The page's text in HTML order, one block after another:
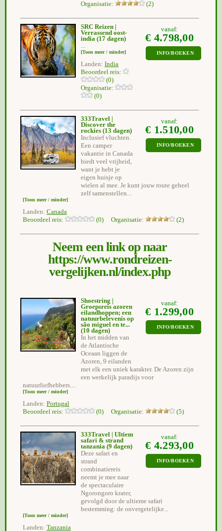
Organisatie:
(2)
vanaf:
€ 4.798,00
INFO/BOEKEN
SRC Reizen |
Verrassend oost-
india (17 dagen)
...
[Toon meer / minder]
Landen:India
Beoordeel reis:
(0)
Organisatie:
(0)
vanaf:
€ 1.510,00
INFO/BOEKEN
333Travel |
Discover the
rockies (13 dagen)
Inclusief vluchten.
Een camper
vakantie in Canada
biedt veel vrijheid,
want je hebt je
eigen huisje op
wielen al mee. Je kunt jouw route geheel
zelf samenstellen...
[Toon meer / minder]
Landen: Canada
Beoordeel reis:
(0) Organisatie: (2)
Neem een link op naar
https://www.rondreizen-
vergelijken.nl/index.php
vanaf:
€ 1.299,00
INFO/BOEKEN
Shoestring |
Groepsreis azoren
eilandhoppen; een
natuurbelevenis op
são miguel en te...
(10 dagen)
In het midden van
de Atlantische
Oceaan liggen de
Azoren, 9 eilanden
met elk een uniek karakter. De Azoren zijn
een werkelijk paradijs voor
natuurliefhebbers....
[Toon meer / minder]
Landen: Portugal
Beoordeel reis:
(0) Organisatie: (5)
vanaf:
€ 4.293,00
INFO/BOEKEN
333Travel | Ultiem
safari & strand
tanzania (9 dagen)
Deze safari en
strand
combinatiereis
neemt je mee naar
de spectaculaire
Ngorongoro krater,
gevolgd door de ultieme safari
bestemming: de onvergetelijke...
[Toon meer / minder]
Landen: Tanzania